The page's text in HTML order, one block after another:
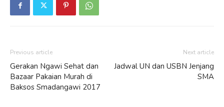
Previous article
Gerakan Ngawi Sehat dan
Bazaar Pakaian Murah di
Baksos Smadangawi 2017
Next article
Jadwal UN dan USBN Jenjang
SMA